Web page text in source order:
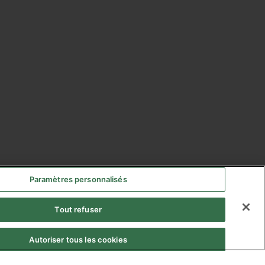
Paramètres personnalisés
Tout refuser
Autoriser tous les cookies